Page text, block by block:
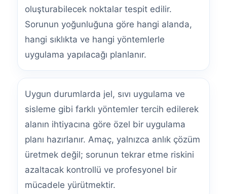
oluşturabilecek noktalar tespit edilir.
Sorunun yoğunluğuna göre hangi alanda,
hangi sıklıkta ve hangi yöntemlerle
uygulama yapılacağı planlanır.
Uygun durumlarda jel, sıvı uygulama ve
sisleme gibi farklı yöntemler tercih edilerek
alanın ihtiyacına göre özel bir uygulama
planı hazırlanır. Amaç, yalnızca anlık çözüm
üretmek değil; sorunun tekrar etme riskini
azaltacak kontrollü ve profesyonel bir
mücadele yürütmektir.